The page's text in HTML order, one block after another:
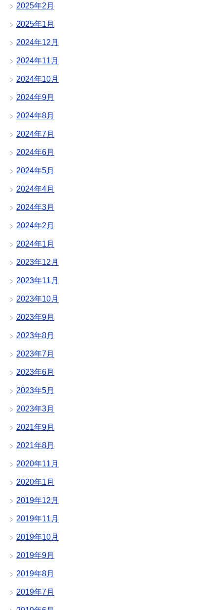
2025年2月
2025年1月
2024年12月
2024年11月
2024年10月
2024年9月
2024年8月
2024年7月
2024年6月
2024年5月
2024年4月
2024年3月
2024年2月
2024年1月
2023年12月
2023年11月
2023年10月
2023年9月
2023年8月
2023年7月
2023年6月
2023年5月
2023年3月
2021年9月
2021年8月
2020年11月
2020年1月
2019年12月
2019年11月
2019年10月
2019年9月
2019年8月
2019年7月